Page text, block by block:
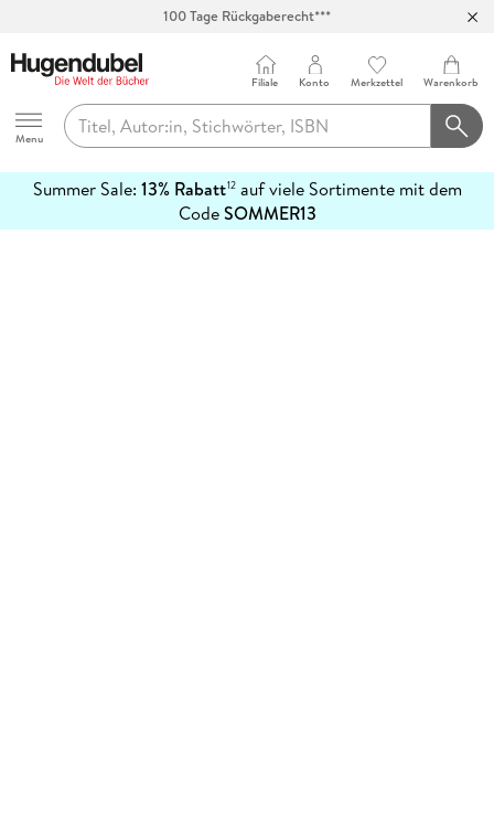
100 Tage Rückgaberecht***
Hugendubel
Menu
Filiale Konto Merkzettel Warenkorb
Summer Sale: 13% Rabatt12auf viele Sortimente mit dem
CodeSOMMER13
erfahren